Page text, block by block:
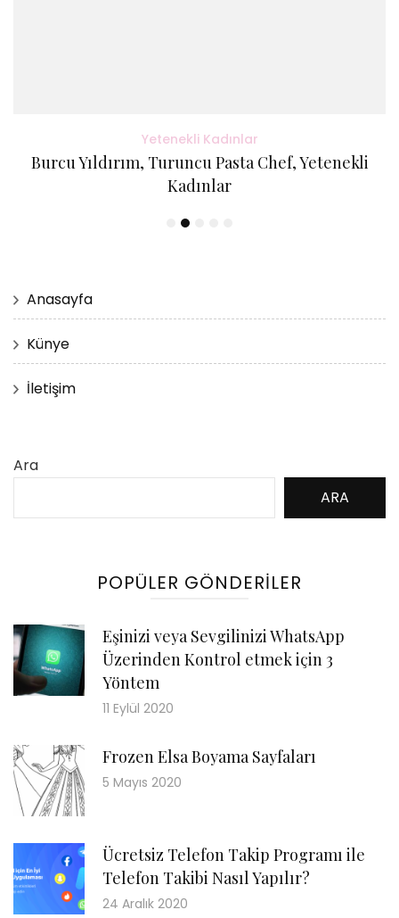
Yetenekli Kadınlar
Burcu Yıldırım, Turuncu Pasta Chef, Yetenekli
Kadınlar
Anasayfa
Künye
İletişim
Ara
ARA
POPÜLER GÖNDERILER
Eşinizi veya Sevgilinizi WhatsApp
Üzerinden Kontrol etmek için 3
Yöntem
11 Eylül 2020
Frozen Elsa Boyama Sayfaları
5 Mayıs 2020
Ücretsiz Telefon Takip Programı ile
Telefon Takibi Nasıl Yapılır?
24 Aralık 2020